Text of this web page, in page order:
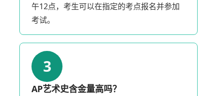
午12点，考生可以在指定的考点报名并参加
考试。
3
AP艺术史含金量高吗？